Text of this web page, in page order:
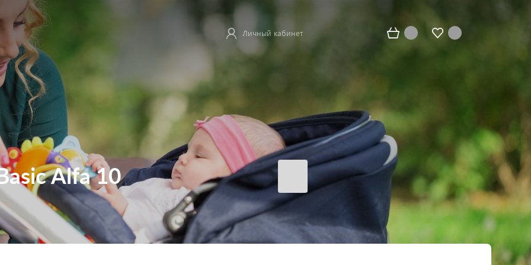
Личный кабинет
Alfa 10